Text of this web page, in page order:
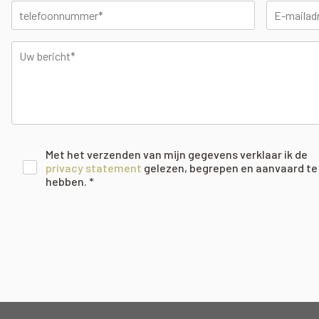
Met het verzenden van mijn gegevens verklaar ik de
privacy statement gelezen, begrepen en aanvaard te
hebben. *